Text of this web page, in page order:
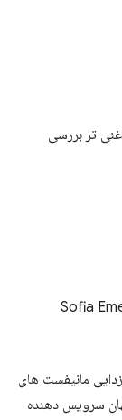
تر بررسی
Sofia
مانیفست های
سرویس دهنده